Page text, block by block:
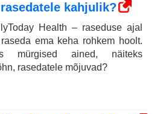
kahjulik?
Health – raseduse ajal
ema keha rohkem hoolt.
mürgised ained, näiteks
rasedatele mõjuvad?